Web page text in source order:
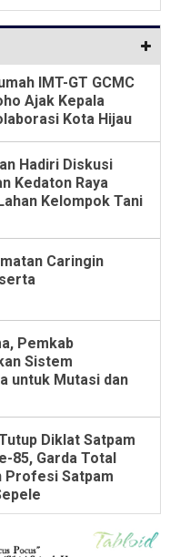
IMT-GT GCMC
Ajak Kepala
Kota Hijau
Hadiri Diskusi
Kedaton Raya
Kelompok Tani
Caringin
Pemkab
Sistem
untuk Mutasi dan
Diklat Satpam
85, Garda Total
Profesi Satpam